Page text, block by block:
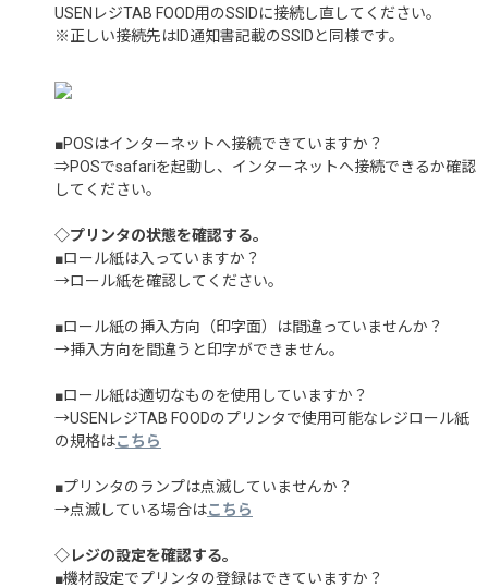
USENレジTAB FOOD用のSSIDに接続し直してください。
※正しい接続先はID通知書記載のSSIDと同様です。
■POSはインターネットへ接続できていますか？
⇒POSでsafariを起動し、インターネットへ接続できるか確認
してください。
◇プリンタの状態を確認する。
■ロール紙は入っていますか？
→ロール紙を確認してください。
■ロール紙の挿入方向（印字面）は間違っていませんか？
→挿入方向を間違うと印字ができません。
■ロール紙は適切なものを使用していますか？
→USENレジTAB FOODのプリンタで使用可能なレジロール紙
の規格はこちら
■プリンタのランプは点滅していませんか？
→点滅している場合はこちら
◇レジの設定を確認する。
■機材設定でプリンタの登録はできていますか？